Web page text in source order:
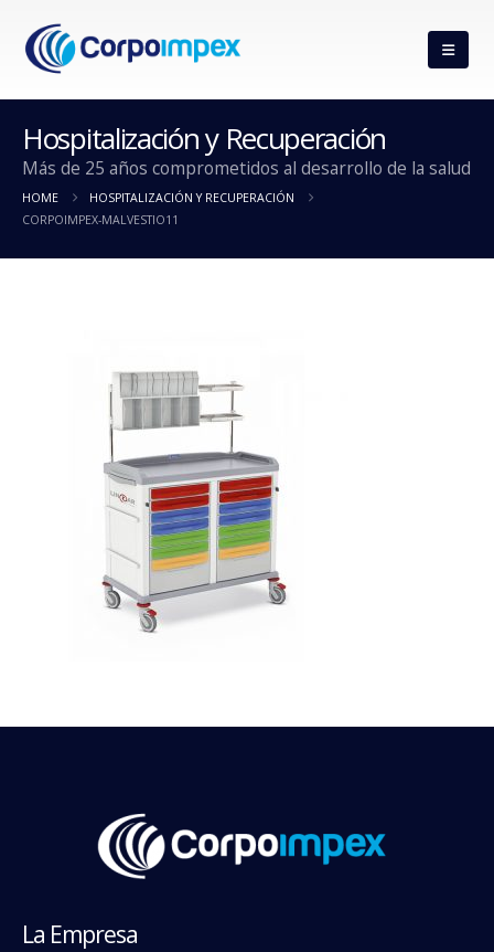
Hospitalización y Recuperación
Más de 25 años comprometidos al desarrollo de la salud
HOME
HOSPITALIZACIÓN Y RECUPERACIÓN
CORPOIMPEX-MALVESTIO11
La Empresa